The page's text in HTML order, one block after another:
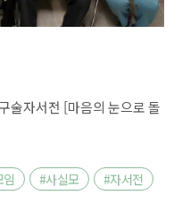
술자서전 [마음의 눈으로 돌
#사실모
#자서전